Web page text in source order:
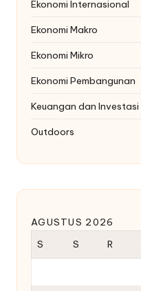
Ekonomi Internasional
Ekonomi Makro
Ekonomi Mikro
Ekonomi Pembangunan
Keuangan dan Investasi
Outdoors
AGUSTUS 2026
S
S R